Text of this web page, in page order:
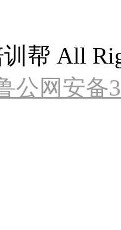
帮 All
公网安备